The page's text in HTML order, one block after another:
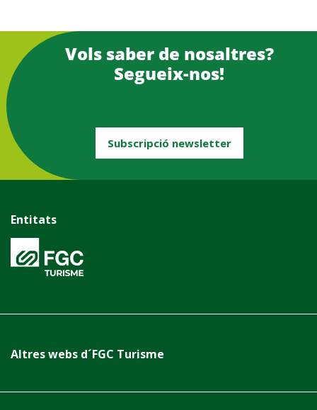
Vols saber de nosaltres?
Segueix-nos!
Subscripció newsletter
Entitats
Altres webs d´FGC Turisme